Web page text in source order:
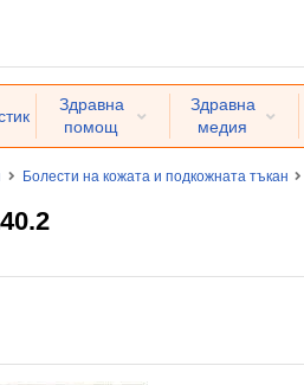
Здравна
помощ
Здравна
медия
Болести на кожата и подкожната тъкан